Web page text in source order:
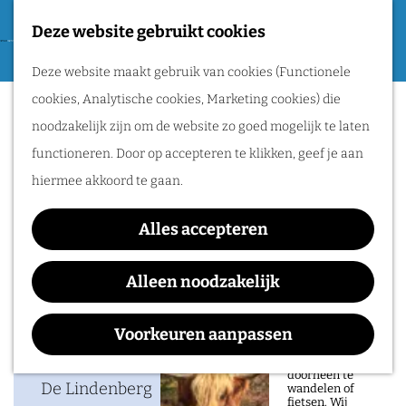
Deze website gebruikt cookies
Deze website maakt gebruik van cookies (Functionele
cookies, Analytische cookies, Marketing cookies) die
noodzakelijk zijn om de website zo goed mogelijk te laten
functioneren. Door op accepteren te klikken, geef je aan
hiermee akkoord te gaan.
Alles accepteren
Alleen noodzakelijk
Voorkeuren aanpassen
a
F
a
v
o
r
i
e
e
M
e
n
u
Routes
Wandelen
Fietsen
Routeplanner
Natuurgebieden
in het Rijk van
natuur in het Rijk
van Nijmegen is
doorheen te
wandelen of
fietsen. Wij
Ayoub Kharkhach
Waar:
De Lindenberg
zaterdag 28 november
Contact
De Lindenberg
De Lindenberg